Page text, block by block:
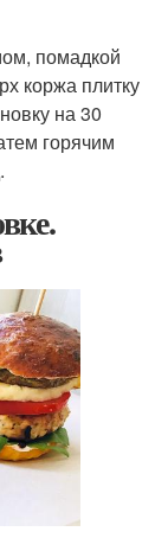
помадкой
коржа плитку
на 30
горячим